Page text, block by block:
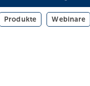
Produkte Webinare